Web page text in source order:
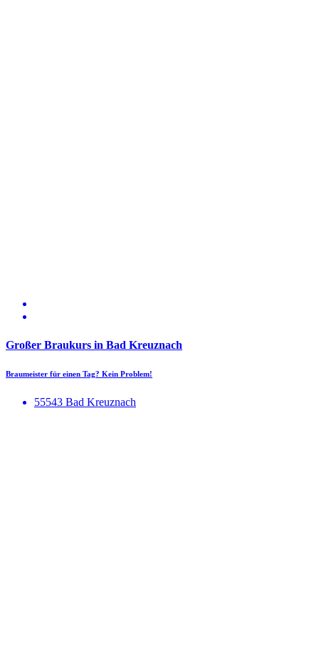
Großer Braukurs in Bad Kreuznach
Braumeister für einen Tag? Kein Problem!
55543 Bad Kreuznach